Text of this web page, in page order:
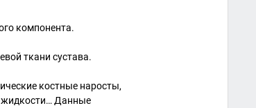
компонента.
ткани сустава.
костные наросты,
жидкости… Данные